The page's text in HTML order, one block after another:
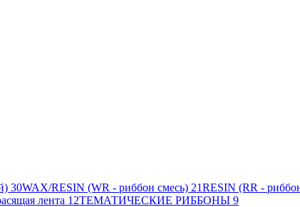
30WAX/RESIN (WR - риббон смесь) 21RESIN (RR -
лента 12ТЕМАТИЧЕСКИЕ РИББОНЫ 9